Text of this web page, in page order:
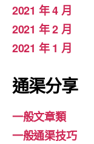
2021 年 4 月
2021 年 2 月
2021 年 1 月
通渠分享
一般文章類
一般通渠技巧